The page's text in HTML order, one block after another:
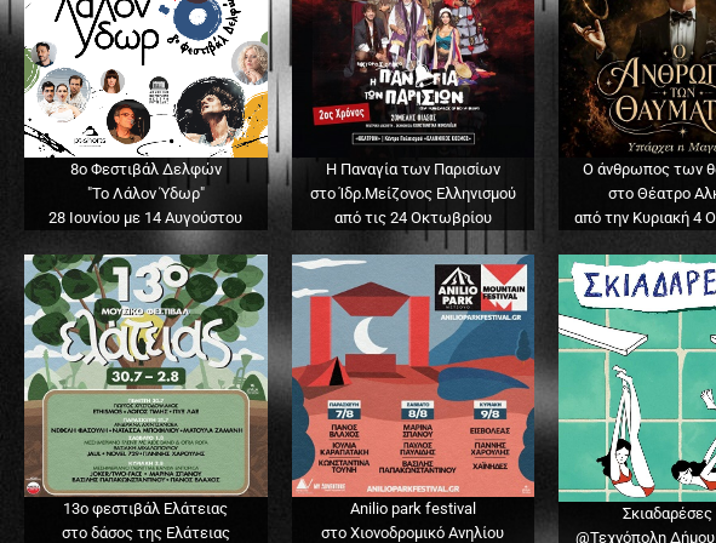
8ο Φεστιβάλ Δελφών
"Το Λάλον Ύδωρ"
28 Ιουνίου με 14 Αυγούστου
Η Παναγία των Παρισίων
στο Ίδρ.Μείζονος Ελληνισμού
από τις 24 Οκτωβρίου
Ο άνθρωπος των
στο Θέατρο
από την Κυριακή 4
13o φεστιβάλ Ελάτειας
στο δάσος της Ελάτειας
Anilio park festival
στο Χιονοδρομικό Ανηλίου
Σκιαδαρέσες
@Τεχνόπολη